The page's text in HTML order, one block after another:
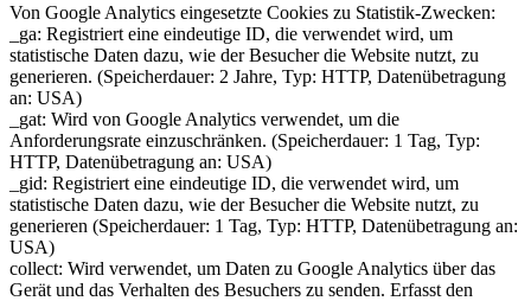
Von Google Analytics eingesetzte Cookies zu Statistik-Zwecken:
_ga: Registriert eine eindeutige ID, die verwendet wird, um
statistische Daten dazu, wie der Besucher die Website nutzt, zu
generieren. (Speicherdauer: 2 Jahre, Typ: HTTP, Datenübetragung
an: USA)
_gat: Wird von Google Analytics verwendet, um die
Anforderungsrate einzuschränken. (Speicherdauer: 1 Tag, Typ:
HTTP, Datenübetragung an: USA)
_gid: Registriert eine eindeutige ID, die verwendet wird, um
statistische Daten dazu, wie der Besucher die Website nutzt, zu
generieren (Speicherdauer: 1 Tag, Typ: HTTP, Datenübetragung an:
USA)
collect: Wird verwendet, um Daten zu Google Analytics über das
Gerät und das Verhalten des Besuchers zu senden. Erfasst den